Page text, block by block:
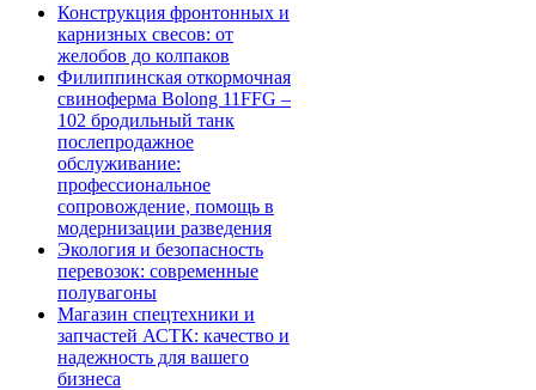
Конструкция фронтонных и
карнизных свесов: от
желобов до колпаков
Филиппинская откормочная
свиноферма Bolong 11FFG –
102 бродильный танк
послепродажное
обслуживание:
профессиональное
сопровождение, помощь в
модернизации разведения
Экология и безопасность
перевозок: современные
полувагоны
Магазин спецтехники и
запчастей АСТК: качество и
надежность для вашего
бизнеса